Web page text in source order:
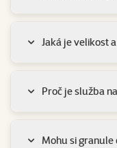
Jaká je velikost
Proč je služba
Mohu si